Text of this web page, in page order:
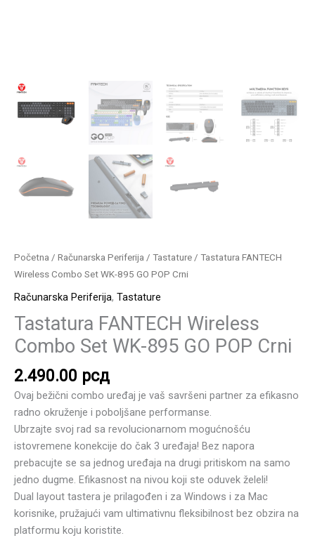
Početna / Računarska Periferija / Tastature / Tastatura FANTECH
Wireless Combo Set WK-895 GO POP Crni
Računarska Periferija, Tastature
Tastatura FANTECH Wireless
Combo Set WK-895 GO POP Crni
2.490.00 рсд
Ovaj bežični combo uređaj je vaš savršeni partner za efikasno
radno okruženje i poboljšane performanse.
Ubrzajte svoj rad sa revolucionarnom mogućnošću
istovremene konekcije do čak 3 uređaja! Bez napora
prebacujte se sa jednog uređaja na drugi pritiskom na samo
jedno dugme. Efikasnost na nivou koji ste oduvek želeli!
Dual layout tastera je prilagođen i za Windows i za Mac
korisnike, pružajući vam ultimativnu fleksibilnost bez obzira na
platformu koju koristite.